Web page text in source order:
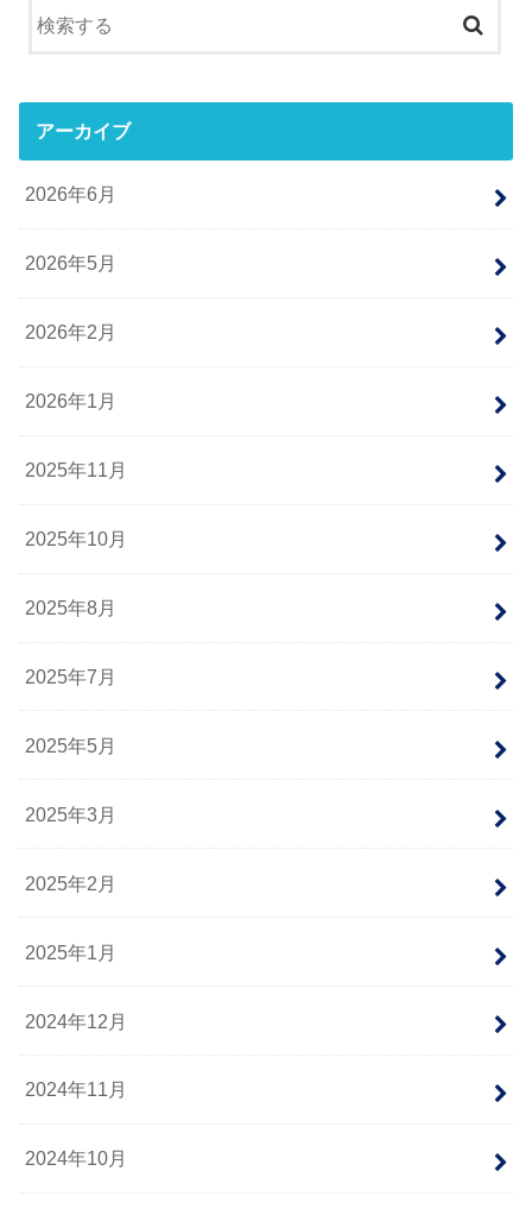
アーカイブ
2026年6月
2026年5月
2026年2月
2026年1月
2025年11月
2025年10月
2025年8月
2025年7月
2025年5月
2025年3月
2025年2月
2025年1月
2024年12月
2024年11月
2024年10月